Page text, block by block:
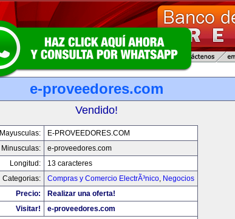
e-proveedores.com
Vendido!
Mayusculas:
E-PROVEEDORES.COM
Minusculas:
e-proveedores.com
Longitud:
13 caracteres
Categorias:
Compras y Comercio ElectrÃ³nico, Negocios
Precio:
Realizar una oferta!
Visitar!
e-proveedores.com